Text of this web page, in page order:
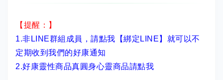
【提醒：】
1.非LINE群組成員， 請點我【綁定LINE】 就可以不
定期收到我們的好康通知
2.好康靈性商品真圓身心靈商品請點我